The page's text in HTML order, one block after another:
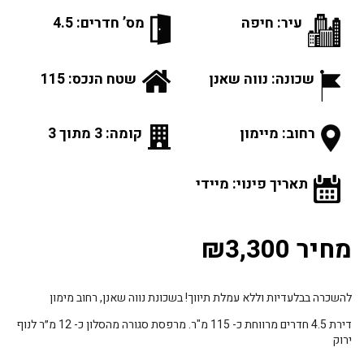
עיר: חיפה מס’ חדרים: 4.5
שכונה: נווה שאנן שטח הנכס: 115
רחוב: מיימון קומה: 3 מתוך 3
תאריך פינוי: מיידי
מחיר ₪3,300
להשכרה בבלעדיות וללא עמלת תיווך! בשכונת נווה שאנן, רחוב מימון
דירת 4.5 חדרים מרווחת כ- 115 מ"ר. מרפסת סגורה מהסלון כ- 12 מ״ר לנוף
ירוק